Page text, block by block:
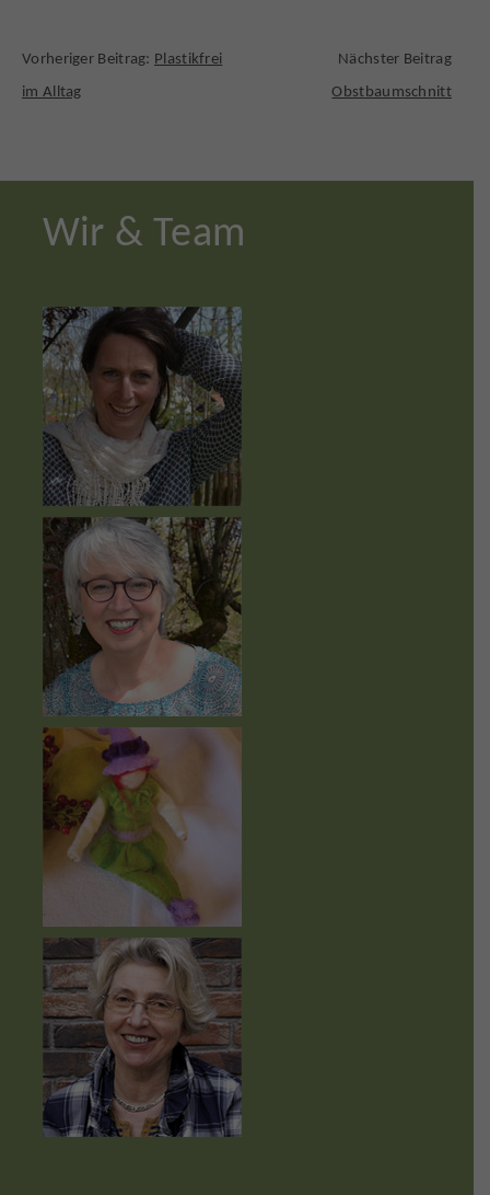
Vorheriger Beitrag: Plastikfrei
im Alltag
Nächster Beitrag
Obstbaumschnitt
Wir & Team